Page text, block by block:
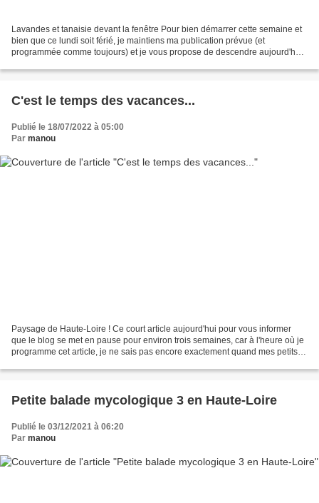
Lavandes et tanaisie devant la fenêtre Pour bien démarrer cette semaine et
bien que ce lundi soit férié, je maintiens ma publication prévue (et
programmée comme toujours) et je vous propose de descendre aujourd'hui
C'est le temps des vacances...
Publié le 18/07/2022 à 05:00
Par manou
Paysage de Haute-Loire ! Ce court article aujourd'hui pour vous informer
que le blog se met en pause pour environ trois semaines, car à l'heure où je
programme cet article, je ne sais pas encore exactement quand mes petits-
Petite balade mycologique 3 en Haute-Loire
Publié le 03/12/2021 à 06:20
Par manou